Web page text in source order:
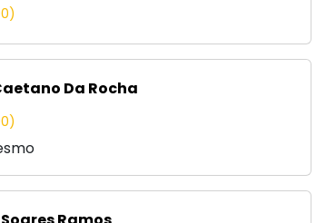
Da Rocha